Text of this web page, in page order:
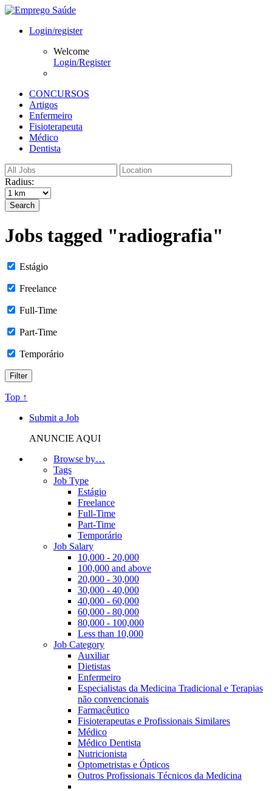
Login/register
Welcome
Login/Register
CONCURSOS
Artigos
Enfermeiro
Fisioterapeuta
Médico
Dentista
Radius:
Search
Jobs tagged "radiografia"
Estágio
Freelance
Full-Time
Part-Time
Temporário
Top ↑
Submit a Job
ANUNCIE AQUI
Browse by…
Tags
Job Type
Estágio
Freelance
Full-Time
Part-Time
Temporário
Job Salary
10,000 - 20,000
100,000 and above
20,000 - 30,000
30,000 - 40,000
40,000 - 60,000
60,000 - 80,000
80,000 - 100,000
Less than 10,000
Job Category
Auxiliar
Dietistas
Enfermeiro
Especialistas da Medicina Tradicional e Terapias
não convencionais
Farmacêutico
Fisioterapeutas e Profissionais Similares
Médico
Médico Dentista
Nutricionista
Optometristas e Ópticos
Outros Profissionais Técnicos da Medicina